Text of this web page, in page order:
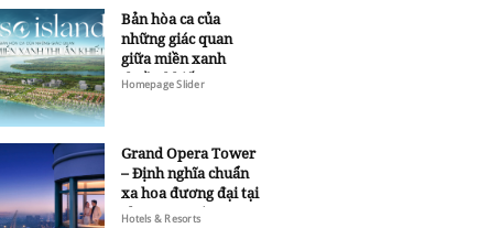
Bản hòa ca của
những giác quan
giữa miền xanh
thuần khiết
Homepage Slider
Grand Opera Tower
– Định nghĩa chuẩn
xa hoa đương đại tại
Sheraton Saigon
Hotels & Resorts